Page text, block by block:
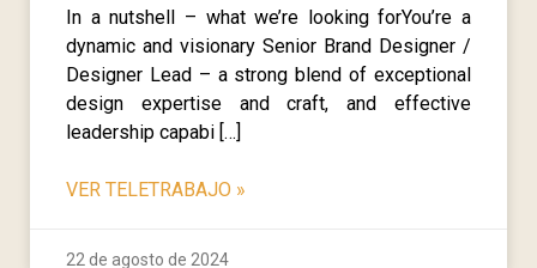
In a nutshell – what we’re looking forYou’re a
dynamic and visionary Senior Brand Designer /
Designer Lead – a strong blend of exceptional
design expertise and craft, and effective
leadership capabi […]
VER TELETRABAJO »
22 de agosto de 2024